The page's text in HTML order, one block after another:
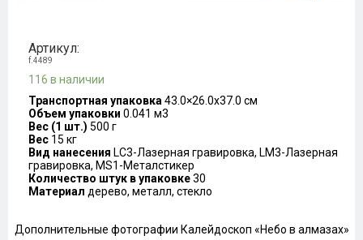
Артикул:
f.4489
116 в наличии
Транспортная упаковка 43.0×26.0x37.0 см
Объем упаковки 0.041 м3
Вес (1 шт.) 500 г
Вес 15 кг
Вид нанесения LC3-Лазерная гравировка, LM3-Лазерная
гравировка, MS1-Металстикер
Количество штук в упаковке30
Материал дерево, металл, стекло
Дополнительные фотографии Калейдоскоп «Небо в алмазах»